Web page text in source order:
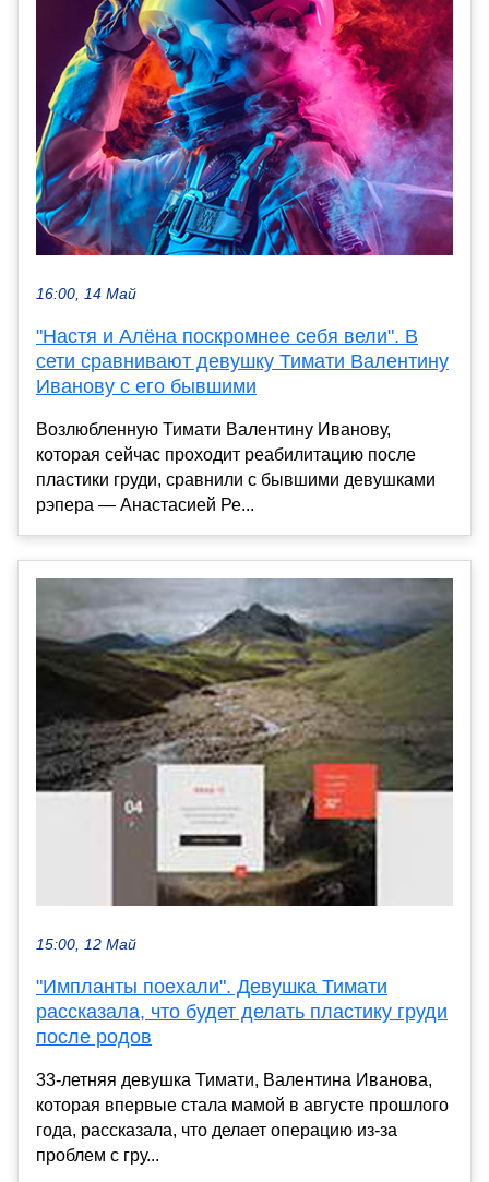
16:00, 14 Май
"Настя и Алёна поскромнее себя вели". В
сети сравнивают девушку Тимати Валентину
Иванову с его бывшими
Возлюбленную Тимати Валентину Иванову,
которая сейчас проходит реабилитацию после
пластики груди, сравнили с бывшими девушками
рэпера — Анастасией Ре...
15:00, 12 Май
"Импланты поехали". Девушка Тимати
рассказала, что будет делать пластику груди
после родов
33-летняя девушка Тимати, Валентина Иванова,
которая впервые стала мамой в августе прошлого
года, рассказала, что делает операцию из-за
проблем с гру...